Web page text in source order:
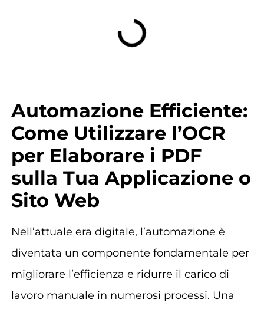
Automazione Efficiente:
Come Utilizzare l’OCR
per Elaborare i PDF
sulla Tua Applicazione o
Sito Web
Nell’attuale era digitale, l’automazione è
diventata un componente fondamentale per
migliorare l’efficienza e ridurre il carico di
lavoro manuale in numerosi processi. Una